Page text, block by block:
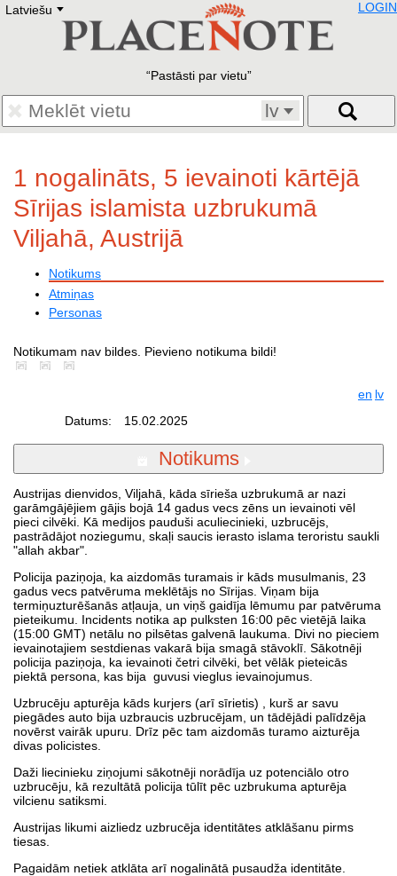
Latviešu E
Deutsch
Francais
Polski
Eestikeelne
LOGIN
Pastāsti par vietu
lv
1 nogalināts, 5 ievainoti kārtējā
Sīrijas islamista uzbrukumā
Viljahā, Austrijā
Notikums
Atmiņas
Personas
Notikumam nav bildes. Pievieno notikuma bildi!
en lv
Datums:
15.02.2025
Notikums
Austrijas dienvidos, Viljahā, kāda sīrieša uzbrukumā ar nazi
garāmgājējiem gājis bojā 14 gadus vecs zēns un ievainoti vēl
pieci cilvēki. Kā medijos pauduši aculiecinieki, uzbrucējs,
pastrādājot noziegumu, skaļi saucis ierasto islama teroristu saukli
"allah akbar".
Policija paziņoja, ka aizdomās turamais ir kāds musulmanis, 23
gadus vecs patvēruma meklētājs no Sīrijas. Viņam bija
termiņuzturēšanās atļauja, un viņš gaidīja lēmumu par patvēruma
pieteikumu. Incidents notika ap pulksten 16:00 pēc vietējā laika
(15:00 GMT) netālu no pilsētas galvenā laukuma. Divi no pieciem
ievainotajiem sestdienas vakarā bija smagā stāvoklī. Sākotnēji
policija paziņoja, ka ievainoti četri cilvēki, bet vēlāk pieteicās
piektā persona, kas bija guvusi vieglus ievainojumus.
Uzbrucēju apturēja kāds kurjers (arī sīrietis) , kurš ar savu
piegādes auto bija uzbraucis uzbrucējam, un tādējādi palīdzēja
novērst vairāk upuru. Drīz pēc tam aizdomās turamo aizturēja
divas policistes.
Daži liecinieku ziņojumi sākotnēji norādīja uz potenciālo otro
uzbrucēju, kā rezultātā policija tūlīt pēc uzbrukuma apturēja
vilcienu satiksmi.
Austrijas likumi aizliedz uzbrucēja identitātes atklāšanu pirms
tiesas.
Pagaidām netiek atklāta arī nogalinātā pusaudža identitāte.